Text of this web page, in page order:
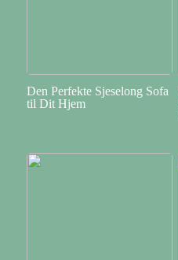
Den Perfekte Sjeselong Sofa
til Dit Hjem